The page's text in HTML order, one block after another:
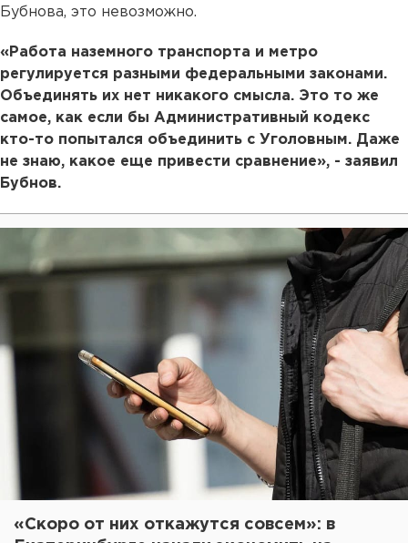
Бубнова, это невозможно.
«Работа наземного транспорта и метро
регулируется разными федеральными законами.
Объединять их нет никакого смысла. Это то же
самое, как если бы Административный кодекс
кто-то попытался объединить с Уголовным. Даже
не знаю, какое еще привести сравнение», - заявил
Бубнов.
«Скоро от них откажутся совсем»: в